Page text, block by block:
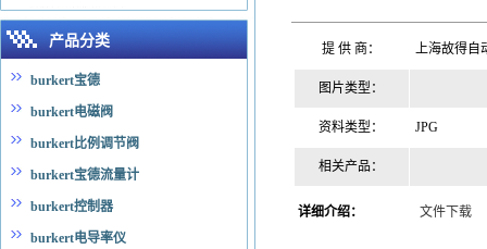
提 供 商： 上海故得自
图片类型：
资料类型： JPG
相关产品：
详细介绍： 文件下载
产品分类
burkert宝德
burkert电磁阀
burkert比例调节阀
burkert宝德流量计
burkert控制器
burkert电导率仪